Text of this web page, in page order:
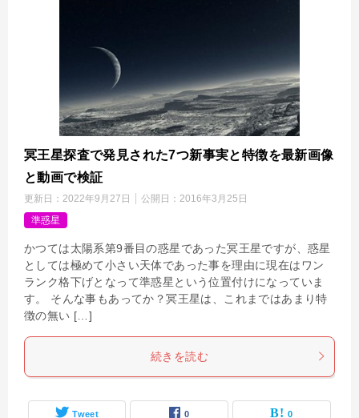
冥王星探査で発見された7つ新事実と特徴を最新画像
と動画で検証
更新日： 2022年9月27日 公開日： 2016年3月25日
準惑星
かつては太陽系第9番目の惑星であった冥王星ですが、惑星
としては極めて小さい天体であった事を理由に現在はワン
ランク格下げとなって準惑星という位置付けになっていま
す。 そんな事もあってか？冥王星は、これまではあまり特
徴の無い […]
続きを読む
Tweet 0 0